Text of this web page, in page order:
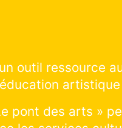
projets
sur la
en cours de